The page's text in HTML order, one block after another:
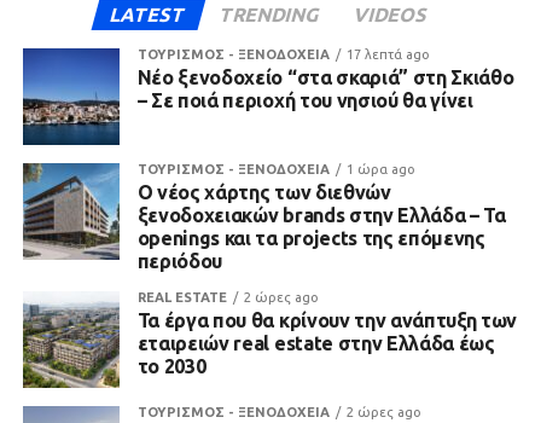
LATEST TRENDING VIDEOS
ΤΟΥΡΙΣΜΟΣ - ΞΕΝΟΔΟΧΕΙΑ 17 λεπτά ago
Νέο ξενοδοχείο “στα σκαριά” στη Σκιάθο
– Σε ποιά περιοχή του νησιού θα γίνει
ΤΟΥΡΙΣΜΟΣ - ΞΕΝΟΔΟΧΕΙΑ 1 ώρα ago
Ο νέος χάρτης των διεθνών
ξενοδοχειακών brands στην Ελλάδα – Τα
openings και τα projects της επόμενης
περιόδου
REAL ESTATE 2 ώρες ago
Τα έργα που θα κρίνουν την ανάπτυξη των
εταιρειών real estate στην Ελλάδα έως
το 2030
ΤΟΥΡΙΣΜΟΣ - ΞΕΝΟΔΟΧΕΙΑ 2 ώρες ago